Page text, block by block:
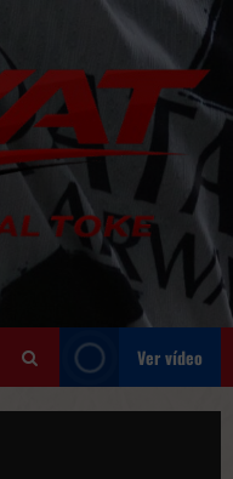
Ver vídeo